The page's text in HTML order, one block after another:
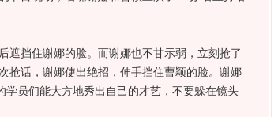
挡住谢娜的脸。而谢娜也不甘示弱，立刻抢了
抢话，谢娜使出绝招，伸手挡住曹颖的脸。谢娜
学员们能大方地秀出自己的才艺，不要躲在镜头